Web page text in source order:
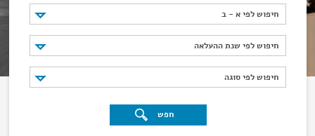
חיפוש לפי א - ב
חיפוש לפי א - ב
חיפוש לפי שנת ההעלאה
חיפוש לפי שנת ההעלאה
חיפוש לפי סוגה
חיפוש לפי סוגה
חפש